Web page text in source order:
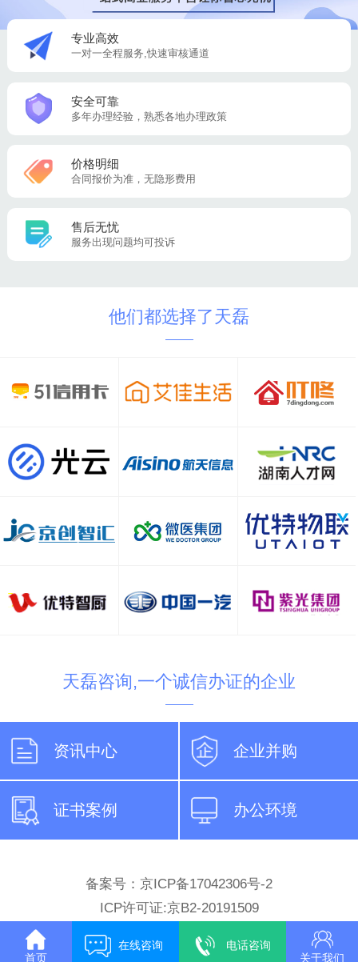
专业高效
一对一全程服务,快速审核通道
安全可靠
多年办理经验，熟悉各地办理政策
价格明细
合同报价为准，无隐形费用
售后无忧
服务出现问题均可投诉
他们都选择了天磊
天磊咨询,一个诚信办证的企业
资讯中心 企业并购
证书案例 办公环境
备案号：京ICP备17042306号-2
ICP许可证:京B2-20191509
首页
在线咨询
电话咨询
关于我们